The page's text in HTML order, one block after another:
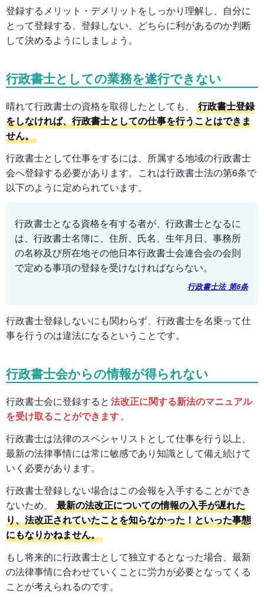
登録するメリット・デメリットをしっかり理解し、自分に
とって登録する、登録しない、どちらに利があるのか判断
して決めるようにしましょう。
行政書士としての業務を遂行できない
晴れて行政書士の資格を取得したとしても、
行政書士登録
をしなければ、行政書士としての仕事を行うことはできま
せん。
行政書士として仕事をするには、所属する地域の行政書士
会へ登録する必要があります。これは行政書士法の第6条で
以下のように定められています。
行政書士となる資格を有する者が、行政書士となるに
は、行政書士名簿に、住所、氏名、生年月日、事務所
の名称及び所在地その他日本行政書士会連合会の会則
で定める事項の登録を受けなければならない。
行政書士法 第6条
行政書士登録しないにも関わらず、行政書士を名乗って仕
事を行うのは違法になるということです。
行政書士会からの情報が得られない
行政書士会に登録すると 法改正に関する新法のマニュアル
を受け取ることができます。
行政書士は法律のスペシャリストとして仕事を行う以上、
最新の法律事情には常に敏感であり知識として備え続けて
いく必要があります。
行政書士登録しない場合はこの会報を入手することができ
ないため、
最新の法改正についての情報の入手が遅れた
り、法改正されていたことを知らなかった！といった事態
にもなりかねません。
もし将来的に行政書士として独立するとなった場合、最新
の法律事情に合わせていくことに労力が必要となってくる
ことが考えられるのです。